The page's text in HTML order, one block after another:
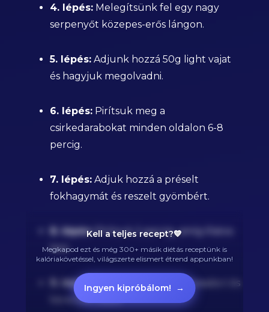
4. lépés:Melegítsünk fel egy nagy
serpenyőt közepes-erős lángon.
5. lépés:Adjunk hozzá 50g light vajat
és hagyjuk megolvadni.
6. lépés:Pirítsuk meg a
csirkedarabokat minden oldalon 6-8
percig.
7. lépés:Adjuk hozzá a préselt
fokhagymát és reszelt gyömbért.
8. lépés:Pirítsuk 2 percig, amíg illatos
lesz.
9. lépés:
Szórjuk rá a garam masala-t és
keverjük össze.
Kell a teljes recept?💙
Megkapod ezt és még 300+ másik diétás receptünk is
kalóriakövetéssel, világszerte elismert étrend appunkban!
Ingyen kipróbálom! →